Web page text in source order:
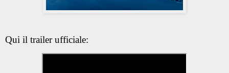
Qui il trailer ufficiale: